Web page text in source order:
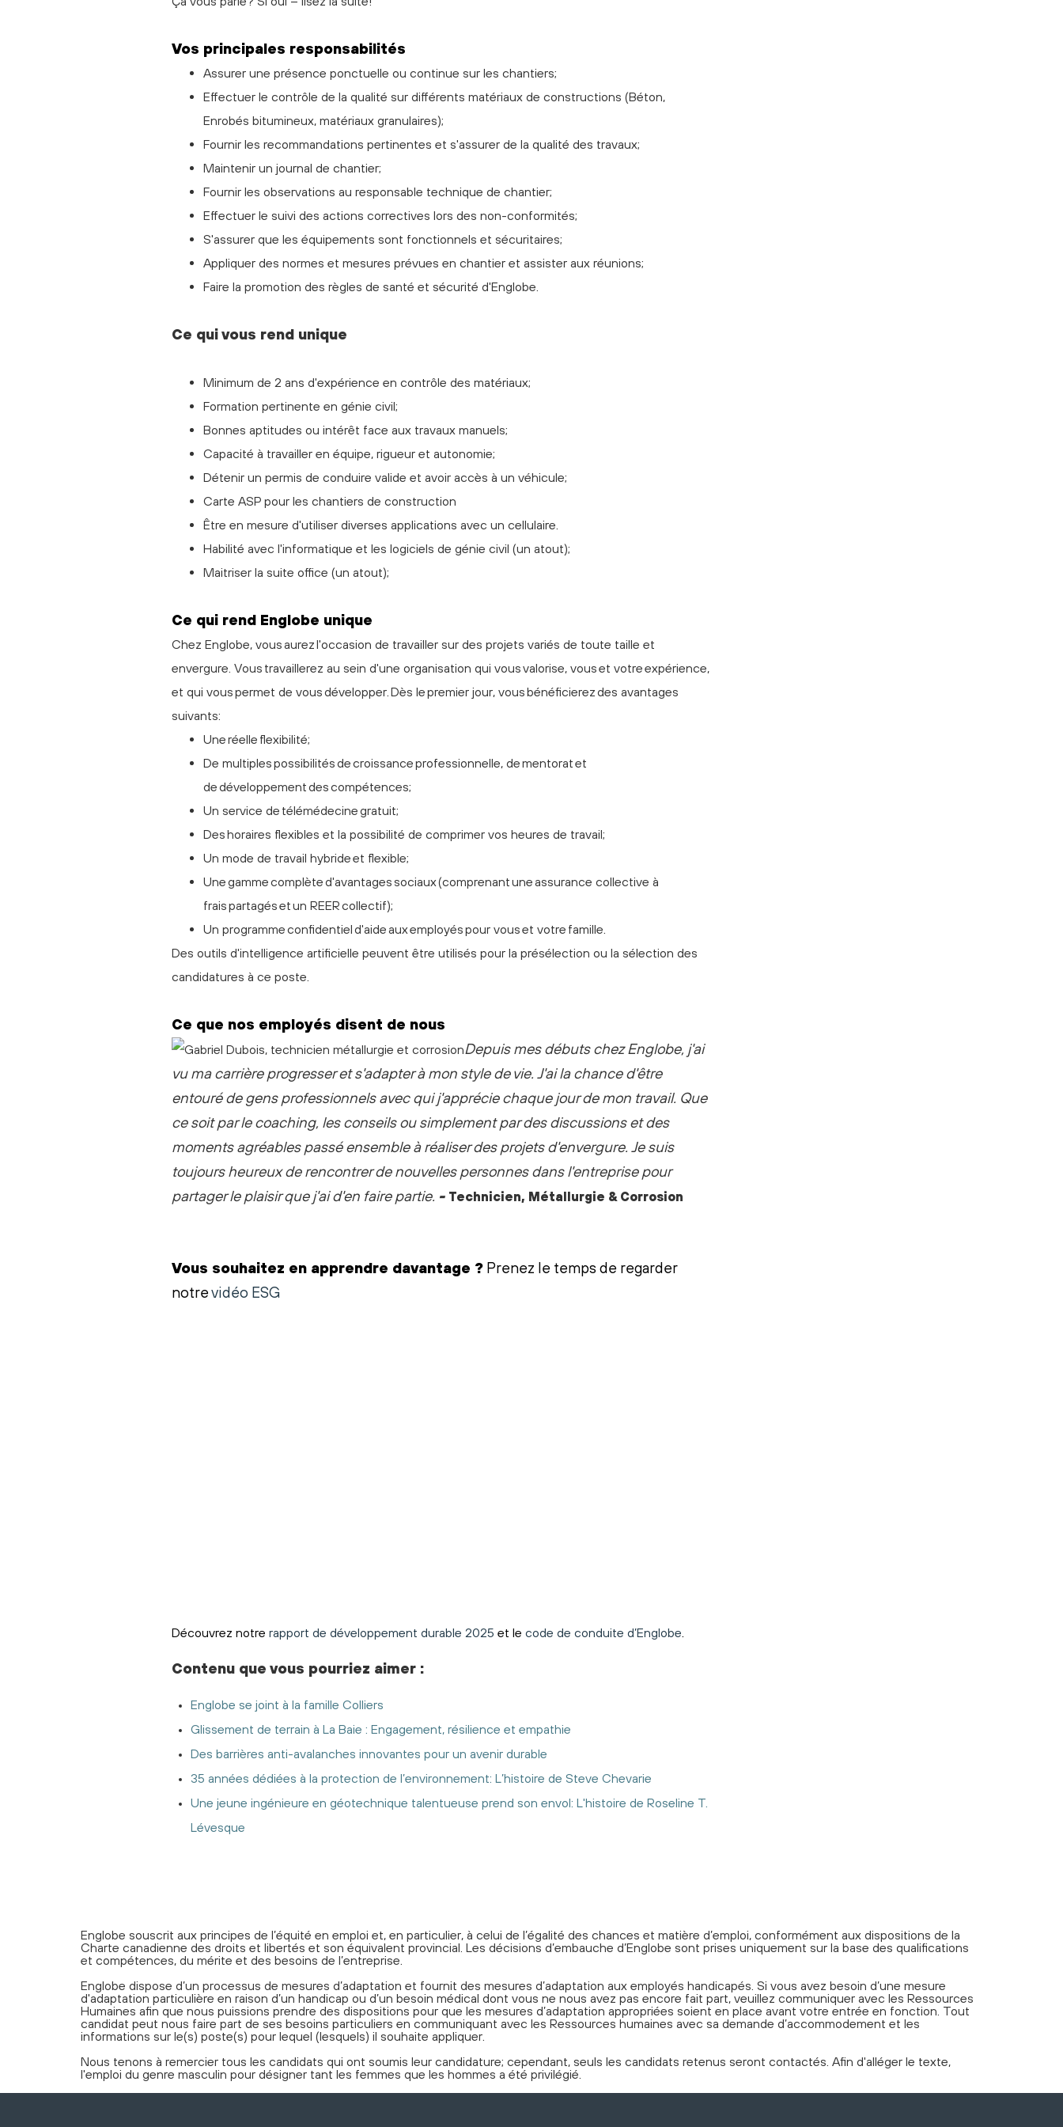
Vos principales responsabilités
Assurer une présence ponctuelle ou continue sur les chantiers;
Effectuer le contrôle de la qualité sur différents matériaux de constructions (Béton,
Enrobés bitumineux, matériaux granulaires);
Fournir les recommandations pertinentes et s'assurer de la qualité des travaux;
Maintenir un journal de chantier;
Fournir les observations au responsable technique de chantier;
Effectuer le suivi des actions correctives lors des non-conformités;
S'assurer que les équipements sont fonctionnels et sécuritaires;
Appliquer des normes et mesures prévues en chantier et assister aux réunions;
Faire la promotion des règles de santé et sécurité d'Englobe.
Ce qui vous rend unique
Minimum de 2 ans d'expérience en contrôle des matériaux;
Formation pertinente en génie civil;
Bonnes aptitudes ou intérêt face aux travaux manuels;
Capacité à travailler en équipe, rigueur et autonomie;
Détenir un permis de conduire valide et avoir accès à un véhicule;
Carte ASP pour les chantiers de construction
Être en mesure d'utiliser diverses applications avec un cellulaire.
Habilité avec l'informatique et les logiciels de génie civil (un atout);
Maitriser la suite office (un atout);
Ce qui rend Englobe unique
Chez Englobe, vous aurez l'occasion de travailler sur des projets variés de toute taille et
envergure. Vous travaillerez au sein d'une organisation qui vous valorise, vous et votre expérience,
et qui vous permet de vous développer. Dès le premier jour, vous bénéficierez des avantages
suivants:
Une réelle flexibilité;
De multiples possibilités de croissance professionnelle, de mentorat et
de développement des compétences;
Un service de télémédecine gratuit;
Des horaires flexibles et la possibilité de comprimer vos heures de travail;
Un mode de travail hybride et flexible;
Une gamme complète d'avantages sociaux (comprenant une assurance collective à
frais partagés et un REER collectif);
Un programme confidentiel d'aide aux employés pour vous et votre famille.
Des outils d'intelligence artificielle peuvent être utilisés pour la présélection ou la sélection des
candidatures à ce poste.
Ce que nos employés disent de nous
Depuis mes débuts chez Englobe, j'ai
vu ma carrière progresser et s'adapter à mon style de vie. J'ai la chance d'être
entouré de gens professionnels avec qui j'apprécie chaque jour de mon travail. Que
ce soit par le coaching, les conseils ou simplement par des discussions et des
moments agréables passé ensemble à réaliser des projets d'envergure. Je suis
toujours heureux de rencontrer de nouvelles personnes dans l'entreprise pour
partager le plaisir que j'ai d'en faire partie. - Technicien, Métallurgie & Corrosion
Vous souhaitez en apprendre davantage ? Prenez le temps de regarder
notrevidéo ESG
Découvrez notre rapport de développement durable 2025 et le code de conduite d’Englobe.
Contenu que vous pourriez aimer :
Englobe se joint à la famille Colliers
Glissement de terrain à La Baie : Engagement, résilience et empathie
Des barrières anti-avalanches innovantes pour un avenir durable
35 années dédiées à la protection de l’environnement: L’histoire de Steve Chevarie
Une jeune ingénieure en géotechnique talentueuse prend son envol: L'histoire de Roseline T.
Lévesque
Englobe souscrit aux principes de l’équité en emploi et, en particulier, à celui de l’égalité des chances et matière d’emploi, conformément aux dispositions de la
Charte canadienne des droits et libertés et son équivalent provincial. Les décisions d’embauche d’Englobe sont prises uniquement sur la base des qualifications
et compétences, du mérite et des besoins de l’entreprise.
Englobe dispose d’un processus de mesures d’adaptation et fournit des mesures d’adaptation aux employés handicapés. Si vous avez besoin d’une mesure
d'adaptation particulière en raison d’un handicap ou d’un besoin médical dont vous ne nous avez pas encore fait part, veuillez communiquer avec les Ressources
Humaines afin que nous puissions prendre des dispositions pour que les mesures d’adaptation appropriées soient en place avant votre entrée en fonction. Tout
candidat peut nous faire part de ses besoins particuliers en communiquant avec les Ressources humaines avec sa demande d’accommodement et les
informations sur le(s) poste(s) pour lequel (lesquels) il souhaite appliquer.
Nous tenons à remercier tous les candidats qui ont soumis leur candidature; cependant, seuls les candidats retenus seront contactés. Afin d'alléger le texte,
l'emploi du genre masculin pour désigner tant les femmes que les hommes a été privilégié.